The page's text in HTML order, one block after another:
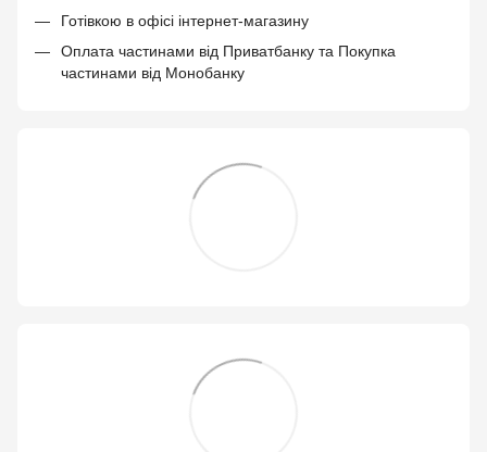
Готівкою в офісі інтернет-магазину
Оплата частинами від Приватбанку та Покупка
частинами від Монобанку